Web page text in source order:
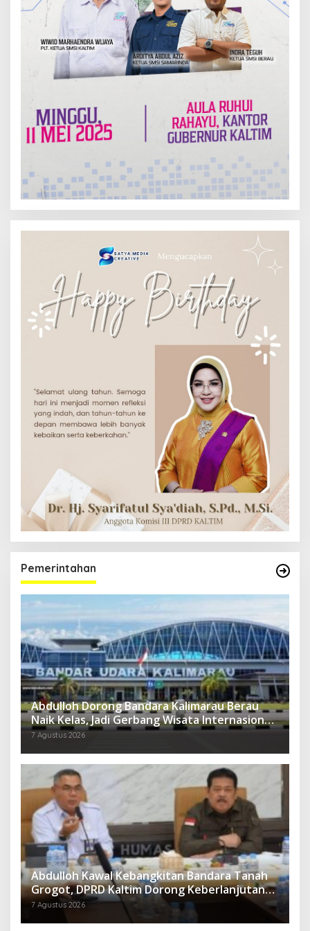
Pemerintahan
Abdulloh Dorong Bandara Kalimarau Berau
Naik Kelas, Jadi Gerbang Wisata Internasional
Kaltim
7 Agustus 2026
Abdulloh Kawal Kebangkitan Bandara Tanah
Grogot, DPRD Kaltim Dorong Keberlanjutan
Proyek Strategis
7 Agustus 2026